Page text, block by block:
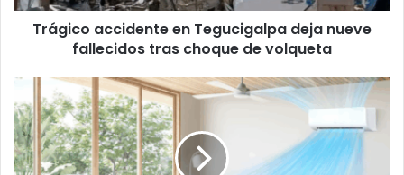
choque
Trágico accidente en Tegucigalpa deja nueve
fallecidos tras choque de volqueta
comparte
consejos
para
aprovechar